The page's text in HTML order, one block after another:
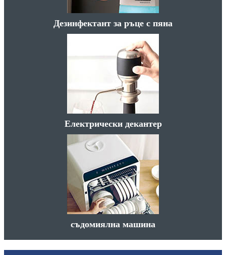
Дезинфектант за ръце с пяна
Електрически декантер
съдомиялна машина